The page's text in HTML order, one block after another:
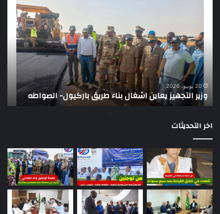
اشغال
بناء
طريق
باركيول-
الصواطه
20 يونيو، 2026
وزير التجهيز يعاين اشغال بناء طريق باركيول- الصواطه
اخر التحديثات